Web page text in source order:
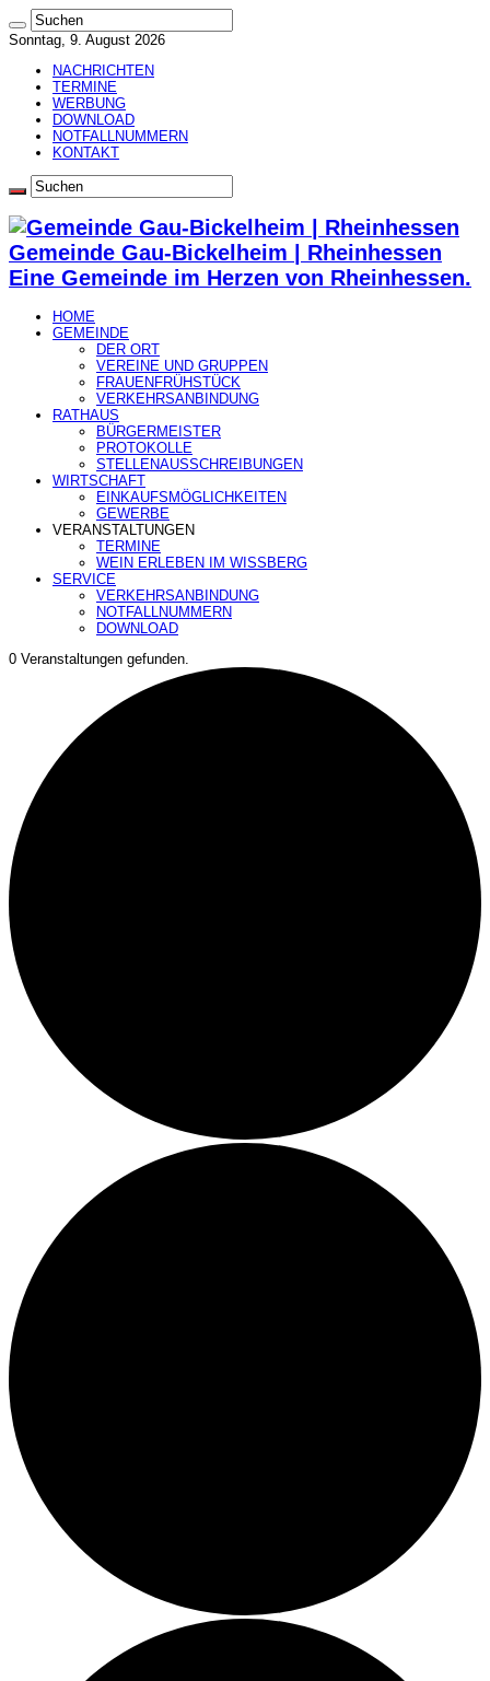
Sonntag, 9. August 2026
NACHRICHTEN
TERMINE
WERBUNG
DOWNLOAD
NOTFALLNUMMERN
KONTAKT
Gemeinde Gau-Bickelheim | Rheinhessen
Eine Gemeinde im Herzen von Rheinhessen.
HOME
GEMEINDE
DER ORT
VEREINE UND GRUPPEN
FRAUENFRÜHSTÜCK
VERKEHRSANBINDUNG
RATHAUS
BÜRGERMEISTER
PROTOKOLLE
STELLENAUSSCHREIBUNGEN
WIRTSCHAFT
EINKAUFSMÖGLICHKEITEN
GEWERBE
VERANSTALTUNGEN
TERMINE
WEIN ERLEBEN IM WISSBERG
SERVICE
VERKEHRSANBINDUNG
NOTFALLNUMMERN
DOWNLOAD
0 Veranstaltungen gefunden.